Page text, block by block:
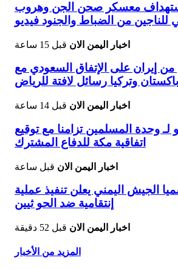
معسكر صحن الجن وهروب
للناجين من الضباط والجنود فيديو
اخبار اليمن الان قبل 15 ساعة
من إيران على الإتفاق السعودي مع
اخبار اليمن الان قبل 14 ساعة
وحدة المسلمين تزامنا مع توقيع
اتفاقية مكة للدفاع المشترك
اخبار اليمن الان قبل ساعة
الجيش اليمني يعلن تنفيذ عملية
إنتقامية ضد الحو ثيين
اخبار اليمن الان قبل 52 دقيقة
المزيد من الأخبار